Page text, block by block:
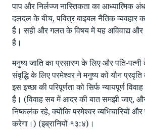
पाप और निर्लज्ज नास्तिकता का आध्यात्मिक
दलदल के बीच, पवित्र बाइबल नैतिक व्यवहार
है। सही और गलत के विषय में यह अविवाद्य
है।
मनुष्य जाति का प्रसारण के लिए और पति-पत्नी
संवृद्धि के लिए परमेश्वर ने मनुष्य को यौन
इस इच्छा की परिपूर्णता को सिर्फ न्यायपूर्ण
है। (विवाह सब में आदर की बात समझी जाए, और
निष्कलंक रहे, क्योंकि परमेश्वर व्यभिचारियों और
करेगा।) (इब्रानियों १३:४)।